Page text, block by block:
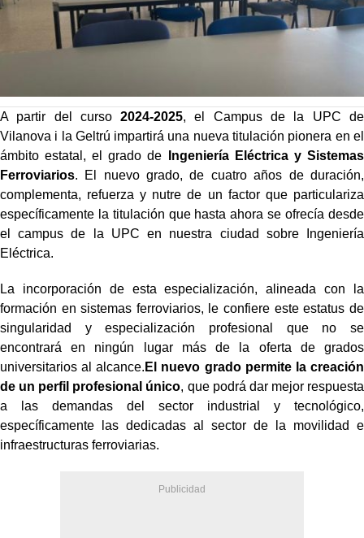
A partir del curso2024-2025, el Campus de la UPC de
Vilanova i la Geltrú impartirá una nueva titulación pionera en el
ámbito estatal, el grado de
Ingeniería Eléctrica y Sistemas
Ferroviarios. El nuevo grado, de cuatro años de duración,
complementa, refuerza y nutre de un factor que particulariza
específicamente la titulación que hasta ahora se ofrecía desde
el campus de la UPC en nuestra ciudad sobre Ingeniería
Eléctrica.
La incorporación de esta especialización, alineada con la
formación en sistemas ferroviarios, le confiere este estatus de
singularidad y especialización profesional que no se
encontrará en ningún lugar más de la oferta de grados
universitarios al alcance. El nuevo grado permite la creación
de un perfil profesional único, que podrá dar mejor respuesta
a las demandas del sector industrial y tecnológico,
específicamente las dedicadas al sector de la movilidad e
infraestructuras ferroviarias.